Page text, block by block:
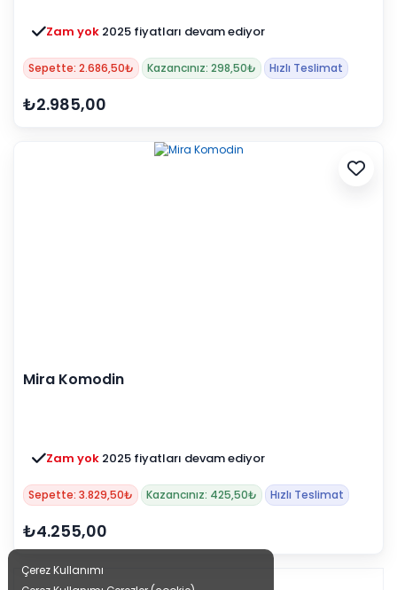
Zam yok 2025 fiyatları devam ediyor
Sepette: 2.686,50₺ Kazancınız: 298,50₺ Hızlı Teslimat
₺2.985,00
Mira Komodin
Zam yok 2025 fiyatları devam ediyor
Sepette: 3.829,50₺ Kazancınız: 425,50₺ Hızlı Teslimat
₺4.255,00
Çerez Kullanımı